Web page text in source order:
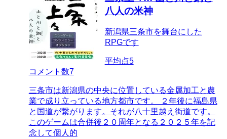
八人の米神
新潟県三条市を舞台にした
RPGです
平均点5
コメント数7
三条市は新潟県の中央に位置している金属加工と農
業で成り立っている地方都市です。 ２年後に福島県
と国道が繋がります。それが八十里越え街道です。
このゲームは合併後２０周年となる２０２５年を記
念して個人的